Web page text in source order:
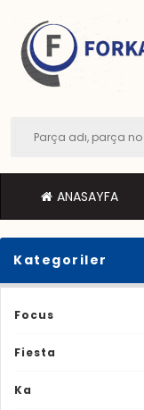
ANASAYFA
Kategoriler
Focus
Fiesta
Ka